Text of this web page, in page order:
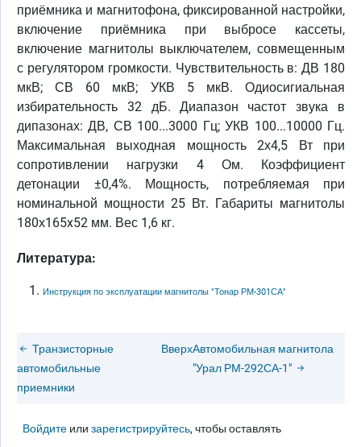
приёмника и магнитофона, фиксированной настройки,
включение приёмника при выбросе кассеты,
включение магнитолы выключателем, совмещенным
с регулятором громкости. Чувствительность в: ДВ 180
мкВ; СВ 60 мкВ; УКВ 5 мкВ. Одиосигиальная
избирательность 32 дБ. Диапазон частот звука в
дипазонах: ДВ, СВ 100...3000 Гц; УКВ 100...10000 Гц.
Максимальная выходная мощность 2х4,5 Вт при
сопротивлении нагрузки 4 Ом. Коэффициент
детонации ±0,4%. Мощность, потребляемая при
номинальной мощности 25 Вт. Габариты магнитолы
180х165x52 мм. Вес 1,6 кг.
Литература:
Инструкция по эксплуатации магнитолы "Тонар РМ-301СА"
Транзисторные
автомобильные
приемники
ВверхАвтомобильная магнитола
"Урал РМ-292СА-1"
Войдите илизарегистрируйтесь, чтобы оставлять